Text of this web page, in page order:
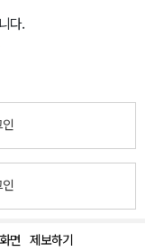
다.
면 제보하기